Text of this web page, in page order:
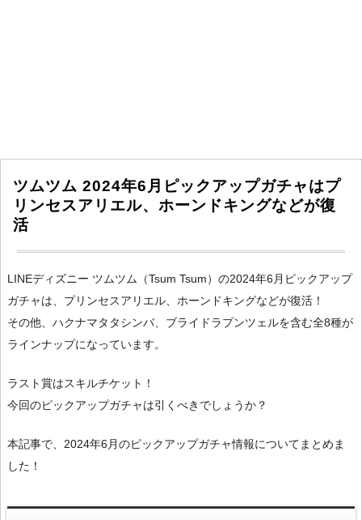
ツムツム 2024年6月ピックアップガチャはプ
リンセスアリエル、ホーンドキングなどが復
活
LINEディズニー ツムツム（Tsum Tsum）の2024年6月ピックアップ
ガチャは、プリンセスアリエル、ホーンドキングなどが復活！
その他、ハクナマタタシンバ、ブライドラプンツェルを含む全8種が
ラインナップになっています。
ラスト賞はスキルチケット！
今回のピックアップガチャは引くべきでしょうか？
本記事で、2024年6月のピックアップガチャ情報についてまとめま
した！